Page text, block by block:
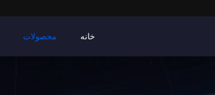
خانه محصولات